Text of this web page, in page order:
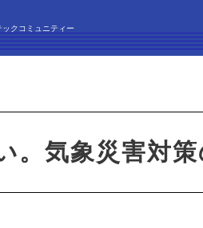
クコミュニティー
。気象災害対策